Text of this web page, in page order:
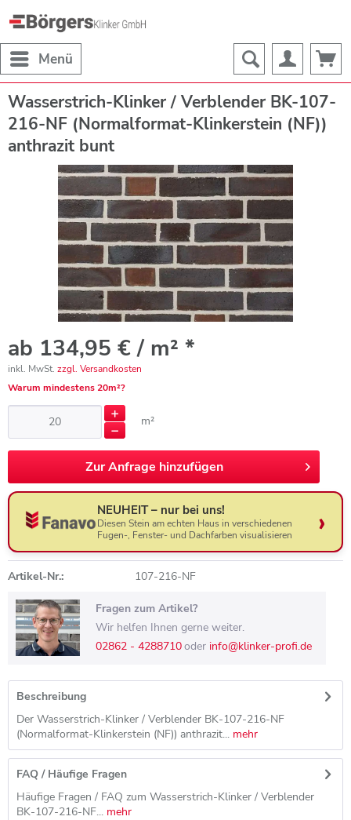
Menü
Wasserstrich-Klinker / Verblender BK-107-
216-NF (Normalformat-Klinkerstein (NF))
anthrazit bunt
ab 134,95 € / m² *
inkl. MwSt. zzgl. Versandkosten
Warum mindestens 20m²?
m²
ZurAnfrage hinzufügen
NEUHEIT – nur bei uns!
Diesen Stein am echten Haus in verschiedenen
Fugen-, Fenster- und Dachfarben visualisieren
Artikel-Nr.: 107-216-NF
Fragen zum Artikel?
Wir helfen Ihnen gerne weiter.
02862 - 4288710oder info@klinker-profi.de
Beschreibung
Der Wasserstrich-Klinker / Verblender BK-107-216-NF
(Normalformat-Klinkerstein (NF)) anthrazit... mehr
FAQ / Häufige Fragen
Häufige Fragen / FAQ zum Wasserstrich-Klinker / Verblender
BK-107-216-NF... mehr